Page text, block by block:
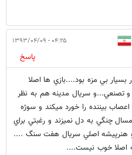
۰۴:۲۵ - ۱۳۹۳/۰۴/۰۹
پاسخ
بي مزه بود....بازي ها اصلا
و تصنعي...و سريال مدينه هم به نظر
بيننده را خورد ميكند و سوژه
چنگي به دل نميزند و رغبتي براي
دو هنرپيشه اصلي سريال هفت سنگ ....
اصلا خوب نيست....